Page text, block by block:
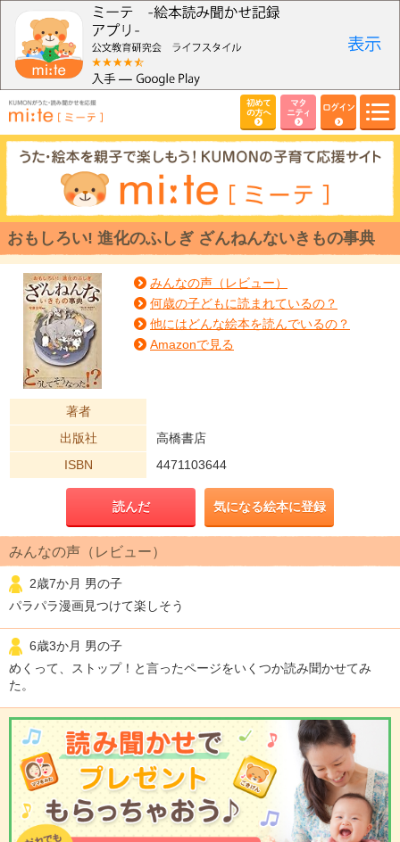
初めて
の方へ
マタ
ニティ
ログイン
おもしろい! 進化のふしぎ ざんねんないきもの事典
みんなの声（レビュー）
何歳の子どもに読まれているの？
他にはどんな絵本を読んでいるの？
Amazonで見る
著者
出版社
高橋書店
ISBN
4471103644
読んだ 気になる絵本に登録
みんなの声（レビュー）
2歳7か月 男の子
パラパラ漫画見つけて楽しそう
6歳3か月 男の子
めくって、ストップ！と言ったページをいくつか読み聞かせてみ
た。